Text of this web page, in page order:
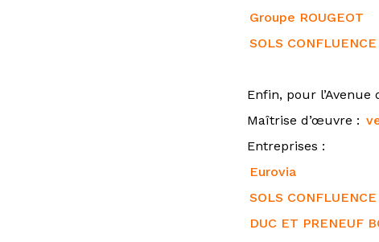
Groupe ROUGEOT
SOLS
Enfin, pour l’Avenue
Maîtrise d’œuvre :
Entreprises :
Eurovia
SOLS
DUC ET PRENEUF